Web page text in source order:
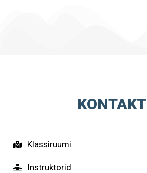
KONTAKT
Klassiruumi
Instruktorid